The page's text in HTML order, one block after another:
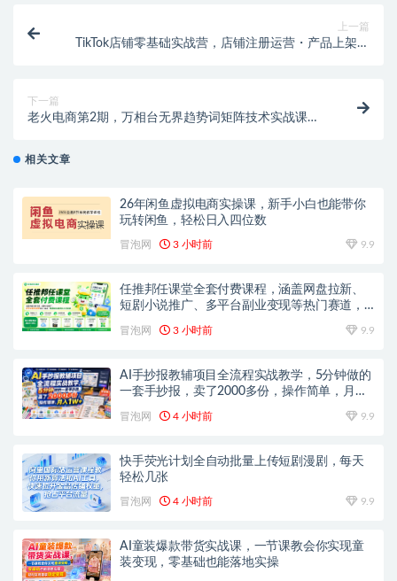
上一篇
TikTok店铺零基础实战营，店铺注册运营・产品上架・
下一篇
老火电商第2期，万相台无界趋势词矩阵技术实战课，
相关文章
26年闲鱼虚拟电商实操课，新手小白也能带你
玩转闲鱼，轻松日入四位数
冒泡网 3 小时前 9.9
任推邦任课堂全套付费课程，涵盖网盘拉新、
短剧小说推广、多平台副业变现等热门赛道，
冒泡网 3 小时前 9.9
AI手抄报教辅项目全流程实战教学，5分钟做的
一套手抄报，卖了2000多份，操作简单，月入
冒泡网 4 小时前 9.9
快手荧光计划全自动批量上传短剧漫剧，每天
轻松几张
冒泡网 4 小时前 9.9
AI童装爆款带货实战课，一节课教会你实现童
装变现，零基础也能落地实操